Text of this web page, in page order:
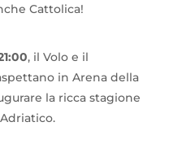
Cattolica!
, il Volo e il
in Arena della
la ricca stagione